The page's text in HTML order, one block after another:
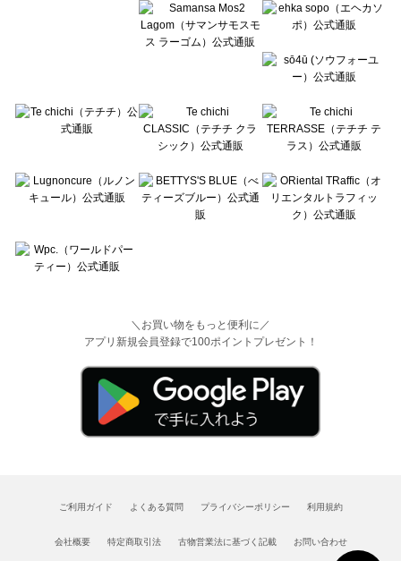
＼お買い物をもっと便利に／
アプリ新規会員登録で100ポイントプレゼント！
ご利用ガイド よくある質問 プライバシーポリシー 利用規約
会社概要 特定商取引法 古物営業法に基づく記載 お問い合わせ